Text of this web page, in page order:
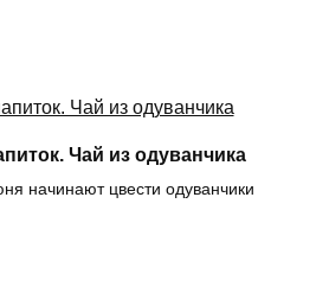
Чай из одуванчика
начинают цвести одуванчики